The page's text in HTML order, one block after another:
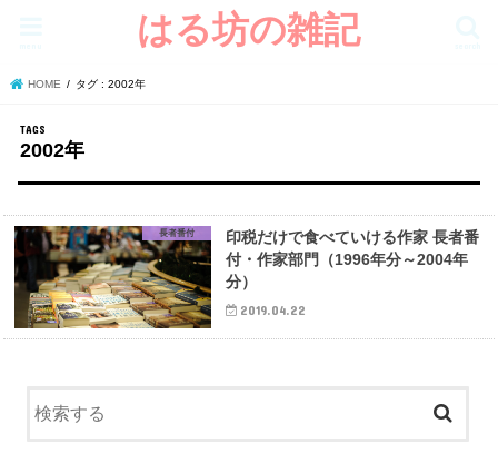
はる坊の雑記
HOME タグ : 2002年
2002年
長者番付
印税だけで食べていける作家 長者番
付・作家部門（1996年分～2004年
分）
2019.04.22